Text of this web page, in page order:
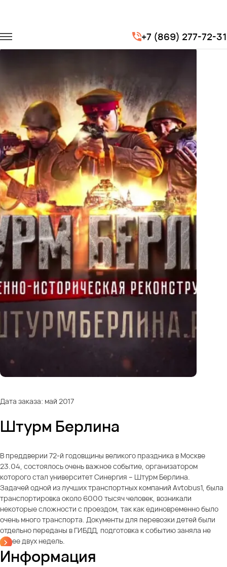
+7 (869) 277-72-31
Транспорт на мероприятия
Штурм Берлина
Дата заказа: май 2017
Штурм Берлина
В преддверии 72-й годовщины великого праздника в Москве
23.04, состоялось очень важное событие, организатором
которого стал университет Синергия – Штурм Берлина.
Задачей одной из лучших транспортных компаний Avtobus1, была
транспортировка около 6000 тысяч человек, возникали
некоторые сложности с проездом, так как единовременно было
очень много транспорта. Документы для перевозки детей были
отдельно переданы в ГИБДД, подготовка к событию заняла не
более двух недель.
Информация